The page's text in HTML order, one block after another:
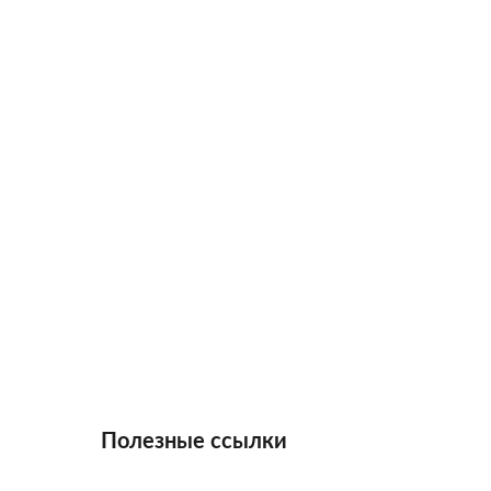
Полезные ссылки